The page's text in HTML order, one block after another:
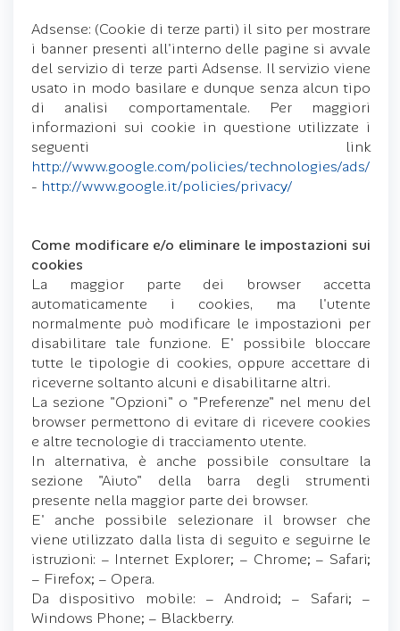
Adsense: (Cookie di terze parti) il sito per mostrare
i banner presenti all'interno delle pagine si avvale
del servizio di terze parti Adsense. Il servizio viene
usato in modo basilare e dunque senza alcun tipo
di analisi comportamentale. Per maggiori
informazioni sui cookie in questione utilizzate i
seguenti link
http://www.google.com/policies/technologies/ads/
- http://www.google.it/policies/privacy/
Come modificare e/o eliminare le impostazioni sui
cookies
La maggior parte dei browser accetta
automaticamente i cookies, ma l'utente
normalmente può modificare le impostazioni per
disabilitare tale funzione. E' possibile bloccare
tutte le tipologie di cookies, oppure accettare di
riceverne soltanto alcuni e disabilitarne altri.
La sezione "Opzioni" o "Preferenze" nel menu del
browser permettono di evitare di ricevere cookies
e altre tecnologie di tracciamento utente.
In alternativa, è anche possibile consultare la
sezione "Aiuto" della barra degli strumenti
presente nella maggior parte dei browser.
E' anche possibile selezionare il browser che
viene utilizzato dalla lista di seguito e seguirne le
istruzioni: – Internet Explorer; – Chrome; – Safari;
– Firefox; – Opera.
Da dispositivo mobile: – Android; – Safari; –
Windows Phone; – Blackberry.